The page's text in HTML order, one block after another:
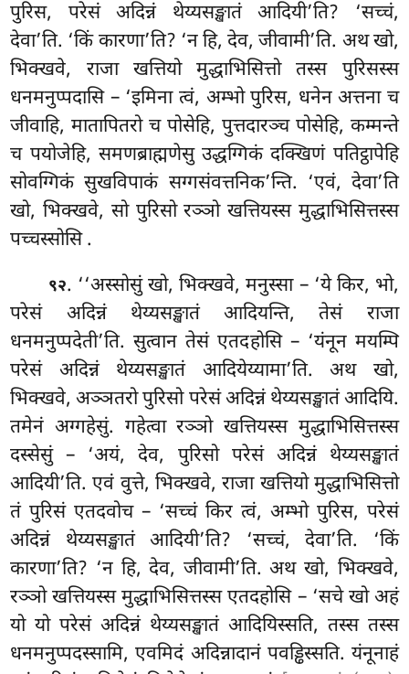
पुरिस, परेसं अदिन्नं थेय्यसङ्खातं आदियी’ति? ‘सच्चं,
देवा’ति. ‘किं कारणा’ति? ‘न हि, देव, जीवामी’ति. अथ खो,
भिक्खवे, राजा खत्तियो मुद्धाभिसित्तो तस्स पुरिसस्स
धनमनुप्पदासि – ‘इमिना त्वं, अम्भो पुरिस, धनेन अत्तना च
जीवाहि, मातापितरो च पोसेहि, पुत्तदारञ्च पोसेहि, कम्मन्ते
च पयोजेहि, समणब्राह्मणेसु उद्धग्गिकं दक्खिणं पतिट्ठापेहि
सोवग्गिकं सुखविपाकं सग्गसंवत्तनिक’न्ति. ‘एवं, देवा’ति
खो, भिक्खवे, सो पुरिसो रञ्ञो खत्तियस्स मुद्धाभिसित्तस्स
पच्चस्सोसि.
९२. ‘‘अस्सोसुं खो, भिक्खवे, मनुस्सा – ‘ये किर, भो,
परेसं अदिन्नं थेय्यसङ्खातं आदियन्ति, तेसं राजा
धनमनुप्पदेती’ति. सुत्वान तेसं एतदहोसि – ‘यंनून मयम्पि
परेसं अदिन्नं थेय्यसङ्खातं आदियेय्यामा’ति. अथ खो,
भिक्खवे, अञ्ञतरो पुरिसो परेसं अदिन्नं थेय्यसङ्खातं आदियि.
तमेनं अग्गहेसुं. गहेत्वा रञ्ञो खत्तियस्स मुद्धाभिसित्तस्स
दस्सेसुं – ‘अयं, देव, पुरिसो परेसं अदिन्नं थेय्यसङ्खातं
आदियी’ति. एवं वुत्ते, भिक्खवे, राजा खत्तियो मुद्धाभिसित्तो
तं पुरिसं एतदवोच – ‘सच्चं किर त्वं, अम्भो पुरिस, परेसं
अदिन्नं थेय्यसङ्खातं आदियी’ति? ‘सच्चं, देवा’ति. ‘किं
कारणा’ति? ‘न हि, देव, जीवामी’ति. अथ खो, भिक्खवे,
रञ्ञो खत्तियस्स मुद्धाभिसित्तस्स एतदहोसि – ‘सचे खो अहं
यो यो परेसं अदिन्नं थेय्यसङ्खातं आदियिस्सति, तस्स तस्स
धनमनुप्पदस्सामि, एवमिदं अदिन्नादानं पवड्ढिस्सति. यंनूनाहं